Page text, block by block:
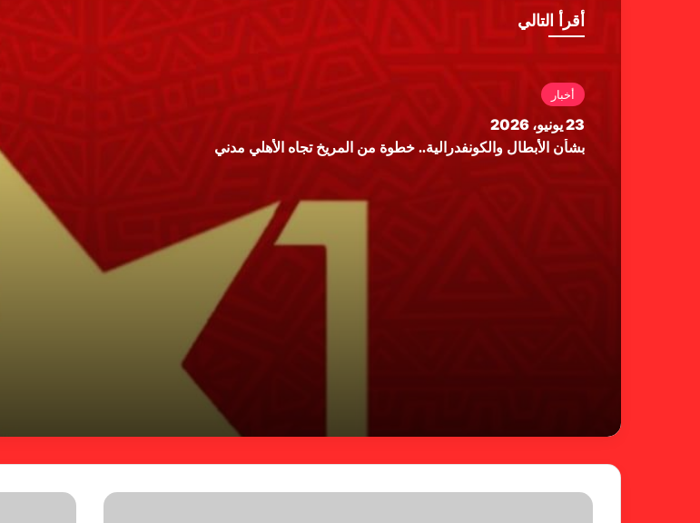
أقرأ التالي
أخبار
23 يونيو، 2026
بشأن الأبطال والكونفدرالية.. خطوة من المريخ تجاه الأهلي مدني